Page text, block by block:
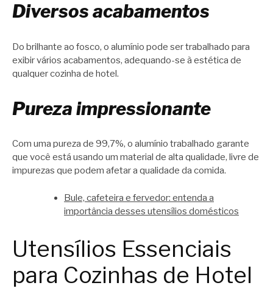
Diversos acabamentos
Do brilhante ao fosco, o alumínio pode ser trabalhado para
exibir vários acabamentos, adequando-se à estética de
qualquer cozinha de hotel.
Pureza impressionante
Com uma pureza de 99,7%, o alumínio trabalhado garante
que você está usando um material de alta qualidade, livre de
impurezas que podem afetar a qualidade da comida.
Bule, cafeteira e fervedor: entenda a
importância desses utensílios domésticos
Utensílios Essenciais
para Cozinhas de Hotel